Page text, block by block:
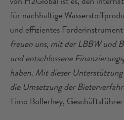
für nachhaltige
und effizientes
freuen uns, mit der LBBW und
und entschlossene
haben. Mit dieser
die Umsetzung der
Timo Bollerhey,